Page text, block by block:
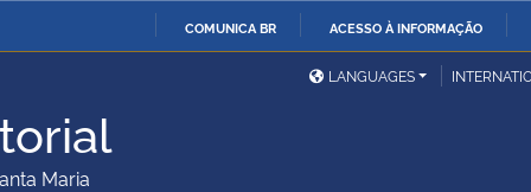
COMUNICA BR ACESSO À INFORMAÇÃO
Ministério da Defesa
Ministério das Relações
Exteriores
Ministério da Cidadania
LANGUAGES
Maria